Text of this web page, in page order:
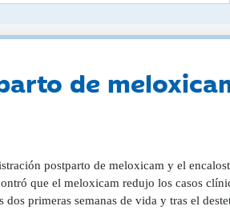
de
postparto de meloxicam y el
que el meloxicam redujo los casos
primeras semanas de vida y tras el